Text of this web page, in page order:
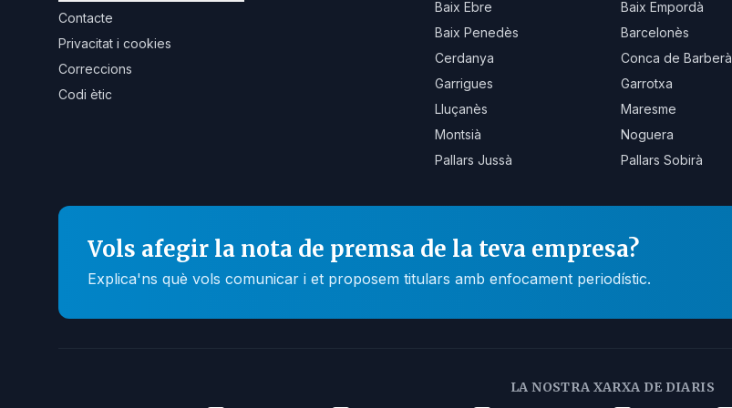
Contacte
Privacitat i cookies
Correccions
Codi ètic
Baix Ebre
Baix Empordà
Baix Penedès
Barcelonès
Cerdanya
Conca de Barberà
Garrigues
Garrotxa
Lluçanès
Maresme
Montsià
Noguera
Pallars Jussà
Pallars Sobirà
Vols afegir la nota de premsa de la teva empresa?
Explica'ns què vols comunicar i et proposem titulars amb enfocament periodístic.
LA NOSTRA XARXA DE DIARIS